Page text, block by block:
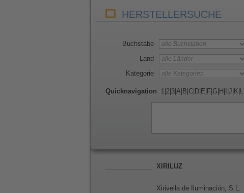
HERSTELLERSUCHE
Buchstabe
Land
Kategorie
Quicknavigation 1 2 3 A B C D E F G H J K L
XIRILUZ
Xirivella de Iluminación, S.L.